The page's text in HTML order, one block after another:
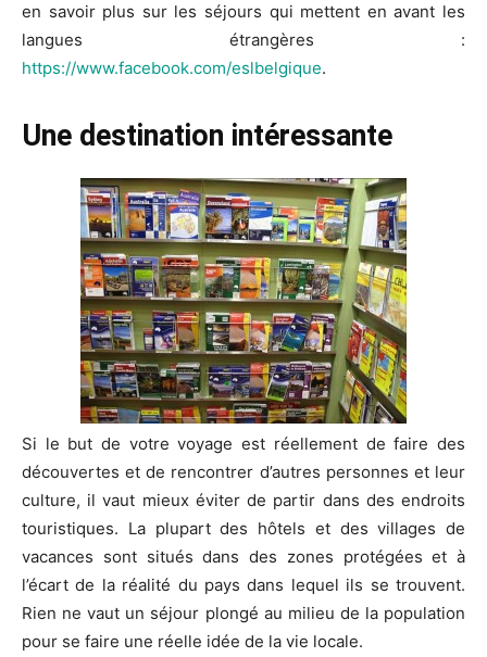
en savoir plus sur les séjours qui mettent en avant les
langues étrangères :
https://www.facebook.com/eslbelgique.
Une destination intéressante
Si le but de votre voyage est réellement de faire des
découvertes et de rencontrer d’autres personnes et leur
culture, il vaut mieux éviter de partir dans des endroits
touristiques. La plupart des hôtels et des villages de
vacances sont situés dans des zones protégées et à
l’écart de la réalité du pays dans lequel ils se trouvent.
Rien ne vaut un séjour plongé au milieu de la population
pour se faire une réelle idée de la vie locale.